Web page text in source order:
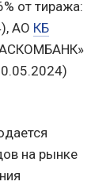
от тиража:
АО КБ
на рынке